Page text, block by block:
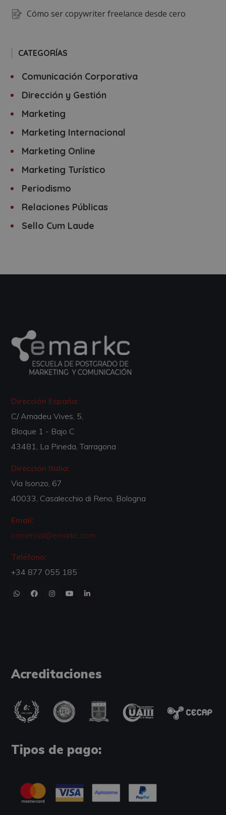
Cómo ser copywriter freelance desde cero
CATEGORÍAS
Comunicación Corporativa
Dirección y Gestión
Marketing
Marketing Internacional
Marketing Online
Marketing Turístico
Periodismo
Relaciones Públicas
Sello Cum Laude
Dirección España:
C/ Amadeu Vives, 5,
Bloque 1 - Bajo C
43481, La Pineda, Tarragona
Dirección Italia:
Via Isonzo, 67
40033, Casalecchio di Reno, Bologna
Email:
comercial@emarkc.com
Teléfono:
+34 877 055 185
Acreditaciones
Tipos de pago: